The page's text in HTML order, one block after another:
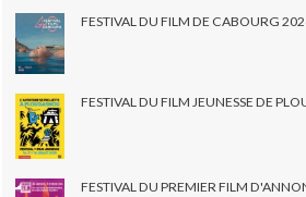
FESTIVAL DU FILM DE CABOURG
FESTIVAL DU FILM JEUNESSE DE
FESTIVAL DU PREMIER FILM